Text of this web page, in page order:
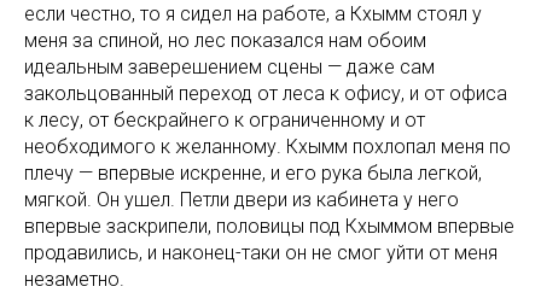
если честно, то я сидел на работе, а Кхымм стоял у
меня за спиной, но лес показался нам обоим
идеальным заверешением сцены — даже сам
закольцованный переход от леса к офису, и от офиса
к лесу, от бескрайнего к ограниченному и от
необходимого к желанному. Кхымм похлопал меня по
плечу — впервые искренне, и его рука была легкой,
мягкой. Он ушел. Петли двери из кабинета у него
впервые заскрипели, половицы под Кхыммом впервые
продавились, и наконец-таки он не смог уйти от меня
незаметно.